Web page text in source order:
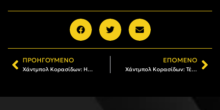
ΠΡΟΗΓΟΎΜΕΝΟ
Χάντμπολ Κορασίδων: Ηττα 26-24 από τον ΟΦ Νέας Ιωνίας μετά από «μάχη»-Με πίστη αύριο στα ντέρμπι
ΕΠΌΜΕΝΟ
Χάντμπολ Κορασίδων: Τέταρτος στο Πανελλήνιο ο ΑΡΗΣ, ισόπαλος 36-36 με το Ζεφύρι στον μικρό τελικό